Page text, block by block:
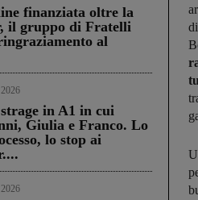
finanziata oltre la
il gruppo di Fratelli
al
in A1 in cui
Giulia e Franco. Lo
lo stop ai